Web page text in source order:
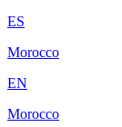
ES
Morocco
EN
Morocco